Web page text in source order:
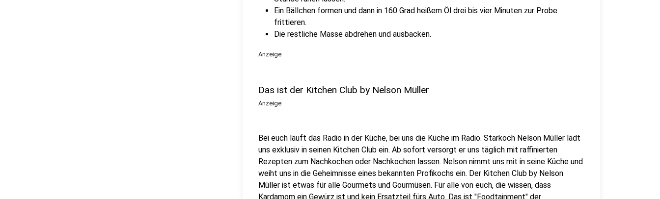
Ein Bällchen formen und dann in 160 Grad heißem Öl drei bis vier Minuten zur Probe
frittieren.
Die restliche Masse abdrehen und ausbacken.
Anzeige
Das ist der Kitchen Club by Nelson Müller
Anzeige
Bei euch läuft das Radio in der Küche, bei uns die Küche im Radio. Starkoch Nelson Müller lädt
uns exklusiv in seinen Kitchen Club ein. Ab sofort versorgt er uns täglich mit raffinierten
Rezepten zum Nachkochen oder Nachkochen lassen. Nelson nimmt uns mit in seine Küche und
weiht uns in die Geheimnisse eines bekannten Profikochs ein. Der Kitchen Club by Nelson
Müller ist etwas für alle Gourmets und Gourmüsen. Für alle von euch, die wissen, dass
Kardamom ein Gewürz ist und kein Ersatzteil fürs Auto. Das ist "Foodtainment" der